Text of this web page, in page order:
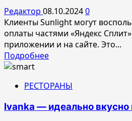
бренда
NELVА
Редактор 08.10.20240
Клиенты Sunlight могут
оплаты частями «Яндекс
приложении и на сайте. Это...
ПодробнееПрочитать
В
теперь
РЕСТОРАНЫ
Ivanka — идеально